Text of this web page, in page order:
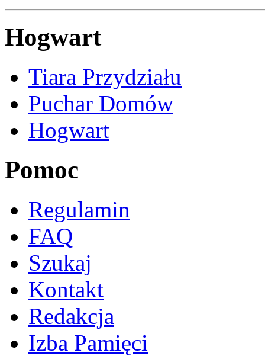
Hogwart
Tiara Przydziału
Puchar Domów
Hogwart
Pomoc
Regulamin
FAQ
Szukaj
Kontakt
Redakcja
Izba Pamięci